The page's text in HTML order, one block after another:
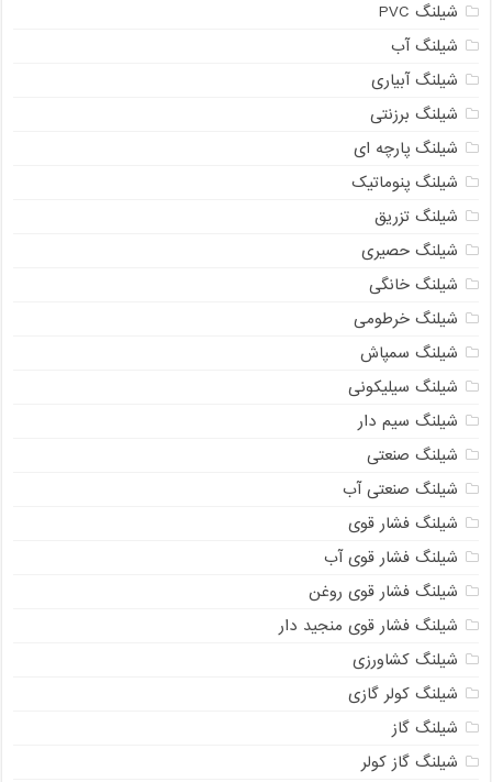
شیلنگ PVC
شیلنگ آب
شیلنگ آبیاری
شیلنگ برزنتی
شیلنگ پارچه ای
شیلنگ پنوماتیک
شیلنگ تزریق
شیلنگ حصیری
شیلنگ خانگی
شیلنگ خرطومی
شیلنگ سمپاش
شیلنگ سیلیکونی
شیلنگ سیم دار
شیلنگ صنعتی
شیلنگ صنعتی آب
شیلنگ فشار قوی
شیلنگ فشار قوی آب
شیلنگ فشار قوی روغن
شیلنگ فشار قوی منجید دار
شیلنگ کشاورزی
شیلنگ کولر گازی
شیلنگ گاز
شیلنگ گاز کولر